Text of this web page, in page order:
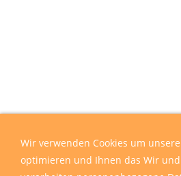
Wir verwenden Cookies um
optimieren und Ihnen das Wir